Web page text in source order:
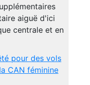
aiguë d'ici
centrale et en
pour des vols
CAN féminine